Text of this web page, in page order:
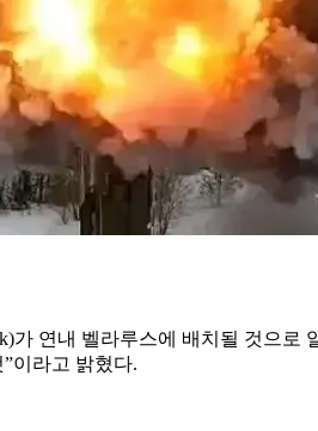
가 연내 벨라루스에 배치될 것으
이라고 밝혔다.